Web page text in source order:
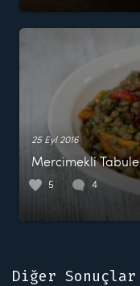
25 Eyl 2016
Mercimekli Tabule
5 4
Diğer Sonuçlar